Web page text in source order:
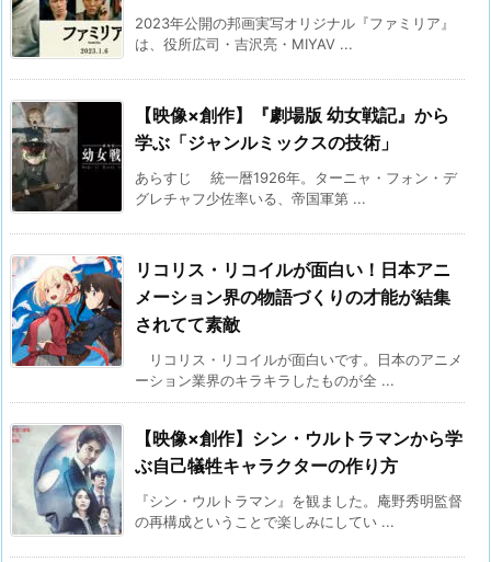
2023年公開の邦画実写オリジナル『ファミリア』
は、役所広司・吉沢亮・MIYAV ...
【映像×創作】『劇場版 幼女戦記』から
学ぶ「ジャンルミックスの技術」
あらすじ 統一暦1926年。ターニャ・フォン・デ
グレチャフ少佐率いる、帝国軍第 ...
リコリス・リコイルが面白い！日本アニ
メーション界の物語づくりの才能が結集
されてて素敵
リコリス・リコイルが面白いです。日本のアニメ
ーション業界のキラキラしたものが全 ...
【映像×創作】シン・ウルトラマンから学
ぶ自己犠牲キャラクターの作り方
『シン・ウルトラマン』を観ました。庵野秀明監督
の再構成ということで楽しみにしてい ...